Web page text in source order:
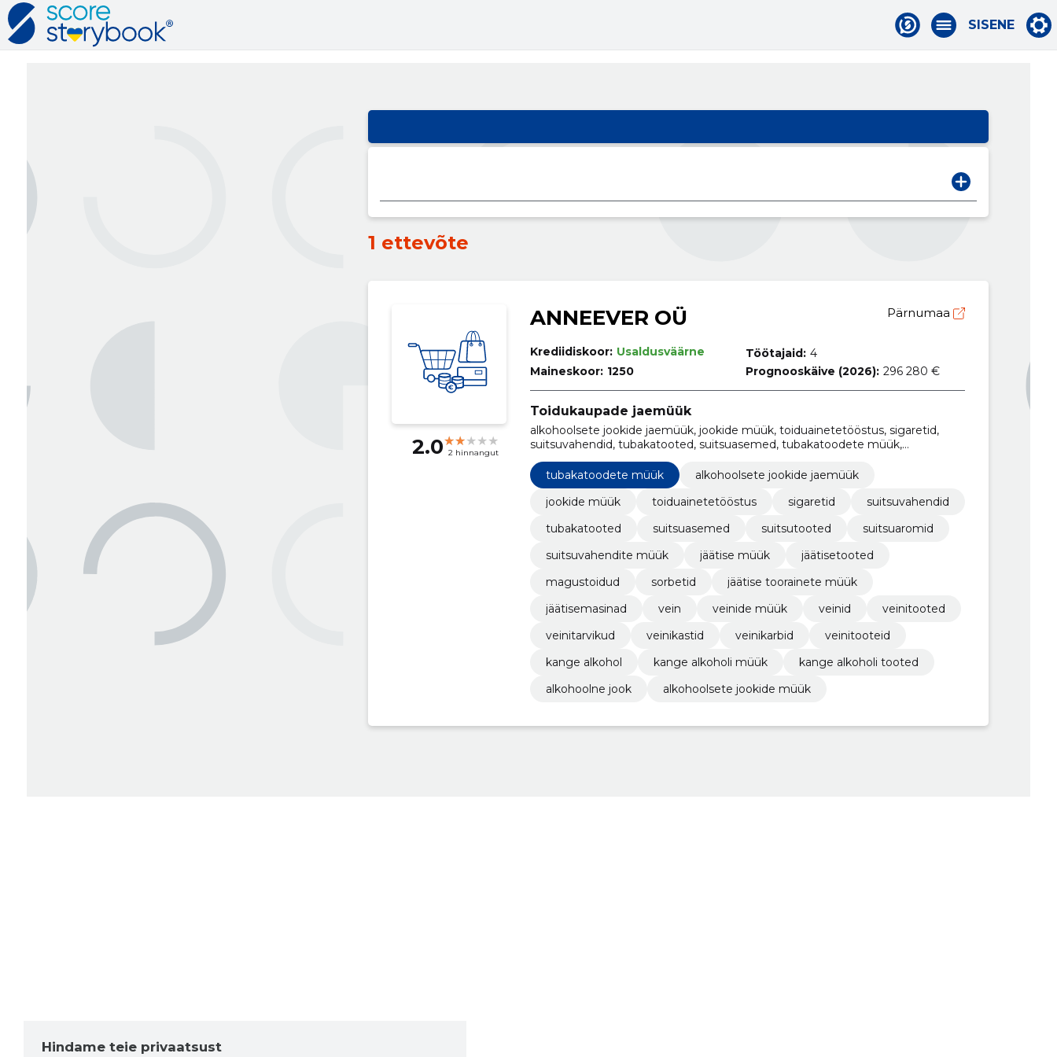
SISENE
1 ettevõte
2.0 2 hinnangut
ANNEEVER OÜ Pärnumaa
Krediidiskoor: Usaldusväärne
Maineskoor: 1250
Töötajaid: 4
Prognooskäive (2026): 296 280 €
Toidukaupade jaemüük
alkohoolsete jookide jaemüük, jookide müük, toiduainetetööstus, sigaretid,
suitsuvahendid, tubakatooted, suitsuasemed, tubakatoodete müük,
suitsutooted, suitsuaromid
tubakatoodete müük
alkohoolsete jookide jaemüük
jookide müük
toiduainetetööstus sigaretid
suitsuvahendid
tubakatooted
suitsuasemed suitsutooted
suitsuaromid
suitsuvahendite müük
jäätise müük
jäätisetooted
magustoidud
sorbetid
jäätise toorainete müük
jäätisemasinad
vein veinide müük veinid
veinitooted
veinitarvikud
veinikastid veinikarbid
veinitooteid
kange alkohol
kange alkoholi müük
kange alkoholi tooted
alkohoolne jook
alkohoolsete jookide müük
Hindame teie privaatsust